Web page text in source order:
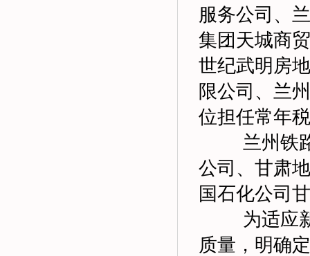
服务公司、
集团天城商
世纪武明房
限公司、兰
位担任常年
兰州铁
公司、甘肃
国石化公司
为适应
质量，明确